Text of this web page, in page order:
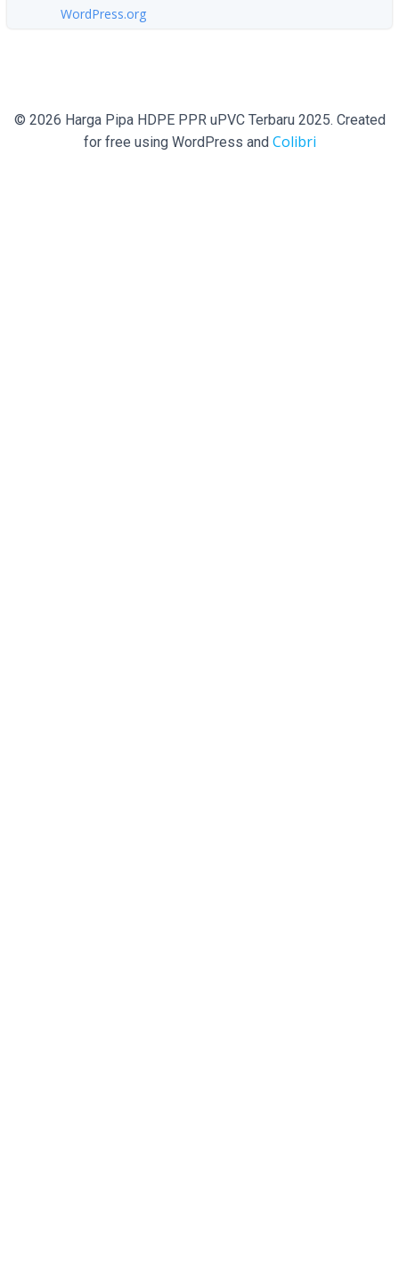
WordPress.org
© 2026 Harga Pipa HDPE PPR uPVC Terbaru 2025. Created
for free using WordPress and Colibri